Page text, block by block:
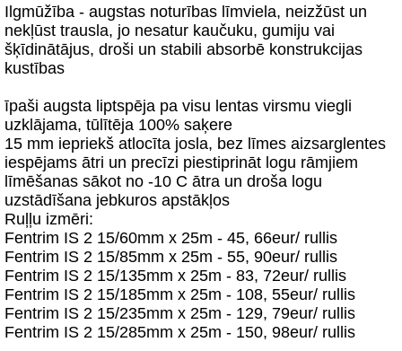
Ilgmūžība - augstas noturības līmviela, neizžūst un
nekļūst trausla, jo nesatur kaučuku, gumiju vai
šķīdinātājus, droši un stabili absorbē konstrukcijas
kustības
īpaši augsta liptspēja pa visu lentas virsmu viegli
uzklājama, tūlītēja 100% saķere
15 mm iepriekš atlocīta josla, bez līmes aizsarglentes
iespējams ātri un precīzi piestiprināt logu rāmjiem
līmēšanas sākot no -10 C ātra un droša logu
uzstādīšana jebkuros apstākļos
Ruļļu izmēri:
Fentrim IS 2 15/60mm x 25m - 45, 66eur/ rullis
Fentrim IS 2 15/85mm x 25m - 55, 90eur/ rullis
Fentrim IS 2 15/135mm x 25m - 83, 72eur/ rullis
Fentrim IS 2 15/185mm x 25m - 108, 55eur/ rullis
Fentrim IS 2 15/235mm x 25m - 129, 79eur/ rullis
Fentrim IS 2 15/285mm x 25m - 150, 98eur/ rullis